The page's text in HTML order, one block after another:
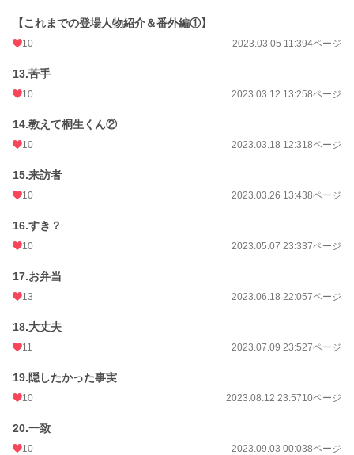
【これまでの登場人物紹介＆番外編①】
10 2023.03.05 11:394ページ
13.苦手
10 2023.03.12 13:258ページ
14.教えて桐生くん②
10 2023.03.18 12:318ページ
15.来訪者
10 2023.03.26 13:438ページ
16.すき？
10 2023.05.07 23:337ページ
17.お弁当
13 2023.06.18 22:057ページ
18.大丈夫
11 2023.07.09 23:527ページ
19.隠したかった事実
10 2023.08.12 23:5710ページ
20.一致
10 2023.09.03 00:038ページ